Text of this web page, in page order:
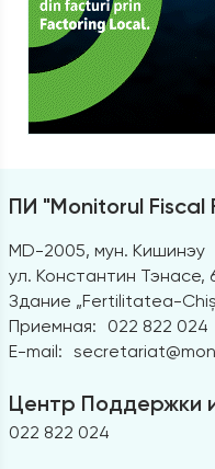
ПИ "Monitorul Fiscal
MD-2005, мун. Кишинэу
ул. Константин Тэнасе,
Здание „Fertilitatea-
Приемная:
022 822 024
E-mail:
Центр Поддержки
022 822 024